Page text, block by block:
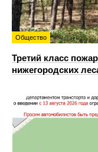
Общество
Третий класс
нижегородских